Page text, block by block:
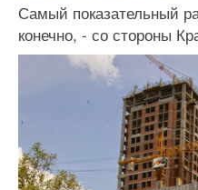
Самый показательный
конечно, - со стороны